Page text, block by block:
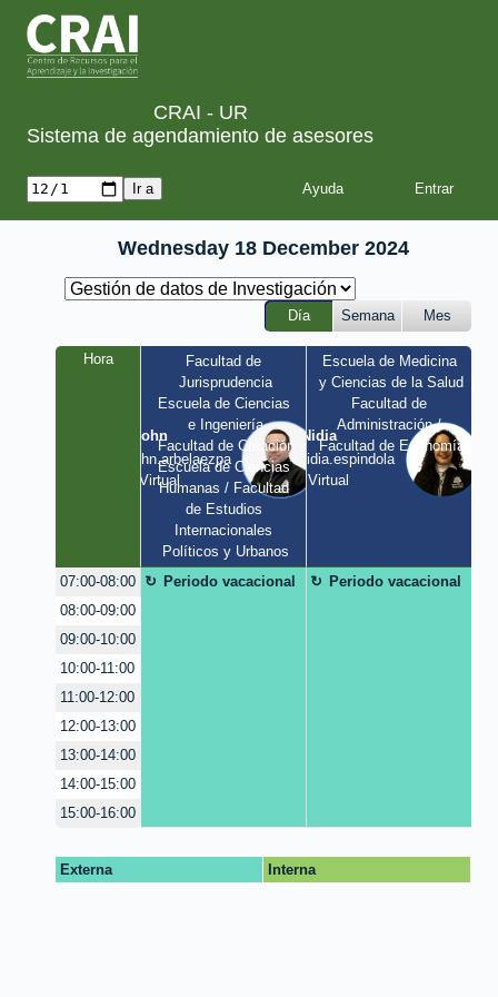
CRAI - UR
Sistema de agendamiento de asesores
Ayuda
Wednesday 18 December 2024
Día Semana Mes
Hora
John
john.arbelaezpa
/ Virtual
Facultad de
Jurisprudencia
Escuela de Ciencias
e Ingeniería
Facultad de Creación
Escuela de Ciencias
Humanas / Facultad
de Estudios
Internacionales
Políticos y Urbanos
Nidia
nidia.espindola
/ Virtual
Escuela de Medicina
y Ciencias de la Salud
Facultad de
Administración /
Facultad de Economía
07:00-08:00 Periodo vacacional
Periodo vacacional
08:00-09:00
09:00-10:00
10:00-11:00
11:00-12:00
12:00-13:00
13:00-14:00
14:00-15:00
15:00-16:00
Externa Interna